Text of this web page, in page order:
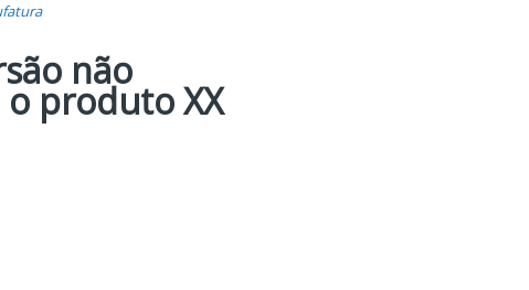
não
produto XX